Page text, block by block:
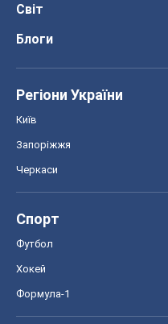
Світ
Блоги
Регіони України
Київ
Запоріжжя
Черкаси
Спорт
Футбол
Хокей
Формула-1